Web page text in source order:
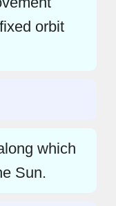
orbit
which
Sun.